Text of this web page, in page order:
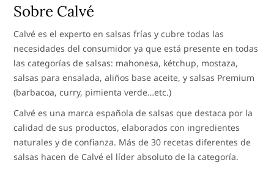
Sobre Calvé
Calvé es el experto en salsas frías y cubre todas las
necesidades del consumidor ya que está presente en todas
las categorías de salsas: mahonesa, kétchup, mostaza,
salsas para ensalada, aliños base aceite, y salsas Premium
(barbacoa, curry, pimienta verde…etc.)
Calvé es una marca española de salsas que destaca por la
calidad de sus productos, elaborados con ingredientes
naturales y de confianza. Más de 30 recetas diferentes de
salsas hacen de Calvé el líder absoluto de la categoría.